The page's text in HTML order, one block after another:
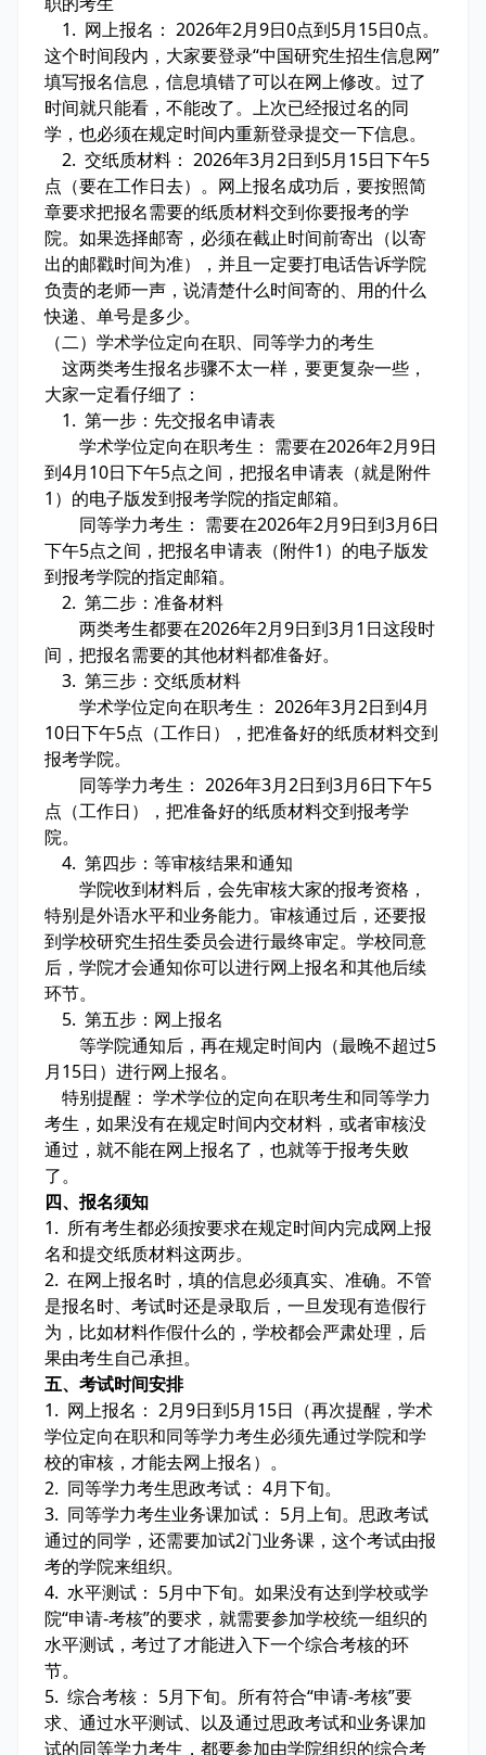
1. 网上报名： 2026年2月9日0点到5月15日0点。
这个时间段内，大家要登录“中国研究生招生信息网”
填写报名信息，信息填错了可以在网上修改。过了
时间就只能看，不能改了。上次已经报过名的同
学，也必须在规定时间内重新登录提交一下信息。
2. 交纸质材料： 2026年3月2日到5月15日下午5
点（要在工作日去）。网上报名成功后，要按照简
章要求把报名需要的纸质材料交到你要报考的学
院。如果选择邮寄，必须在截止时间前寄出（以寄
出的邮戳时间为准），并且一定要打电话告诉学院
负责的老师一声，说清楚什么时间寄的、用的什么
快递、单号是多少。
（二）学术学位定向在职、同等学力的考生
这两类考生报名步骤不太一样，要更复杂一些，
大家一定看仔细了：
1. 第一步：先交报名申请表
学术学位定向在职考生： 需要在2026年2月9日
到4月10日下午5点之间，把报名申请表（就是附件
1）的电子版发到报考学院的指定邮箱。
同等学力考生： 需要在2026年2月9日到3月6日
下午5点之间，把报名申请表（附件1）的电子版发
到报考学院的指定邮箱。
2. 第二步：准备材料
两类考生都要在2026年2月9日到3月1日这段时
间，把报名需要的其他材料都准备好。
3. 第三步：交纸质材料
学术学位定向在职考生： 2026年3月2日到4月
10日下午5点（工作日），把准备好的纸质材料交到
报考学院。
同等学力考生： 2026年3月2日到3月6日下午5
点（工作日），把准备好的纸质材料交到报考学
院。
4. 第四步：等审核结果和通知
学院收到材料后，会先审核大家的报考资格，
特别是外语水平和业务能力。审核通过后，还要报
到学校研究生招生委员会进行最终审定。学校同意
后，学院才会通知你可以进行网上报名和其他后续
环节。
5. 第五步：网上报名
等学院通知后，再在规定时间内（最晚不超过5
月15日）进行网上报名。
特别提醒： 学术学位的定向在职考生和同等学力
考生，如果没有在规定时间内交材料，或者审核没
通过，就不能在网上报名了，也就等于报考失败
了。
四、报名须知
1. 所有考生都必须按要求在规定时间内完成网上报
名和提交纸质材料这两步。
2. 在网上报名时，填的信息必须真实、准确。不管
是报名时、考试时还是录取后，一旦发现有造假行
为，比如材料作假什么的，学校都会严肃处理，后
果由考生自己承担。
五、考试时间安排
1. 网上报名： 2月9日到5月15日（再次提醒，学术
学位定向在职和同等学力考生必须先通过学院和学
校的审核，才能去网上报名）。
2. 同等学力考生思政考试： 4月下旬。
3. 同等学力考生业务课加试： 5月上旬。思政考试
通过的同学，还需要加试2门业务课，这个考试由报
考的学院来组织。
4. 水平测试： 5月中下旬。如果没有达到学校或学
院“申请-考核”的要求，就需要参加学校统一组织的
水平测试，考过了才能进入下一个综合考核的环
节。
5. 综合考核： 5月下旬。所有符合“申请-考核”要
求、通过水平测试、以及通过思政考试和业务课加
试的同等学力考生，都要参加由学院组织的综合考